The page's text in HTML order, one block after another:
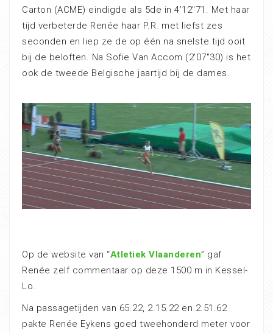
Carton (ACME) eindigde als 5de in 4’12″71. Met haar
tijd verbeterde Renée haar P.R. met liefst zes
seconden en liep ze de op één na snelste tijd ooit
bij de beloften. Na Sofie Van Accom (2’07″30) is het
ook de tweede Belgische jaartijd bij de dames.
Op de website van “Atletiek Vlaanderen” gaf
Renée zelf commentaar op deze 1500 m in Kessel-
Lo.
Na passagetijden van 65.22, 2.15.22 en 2.51.62
pakte Renée Eykens goed tweehonderd meter voor